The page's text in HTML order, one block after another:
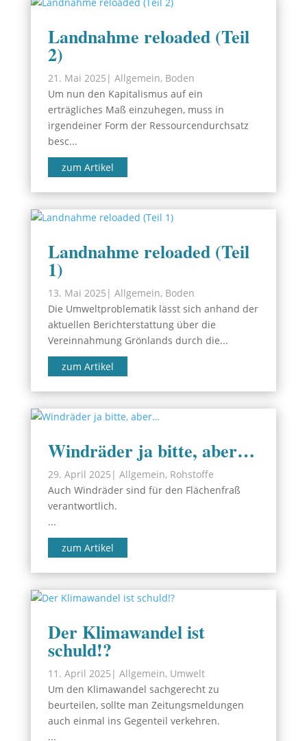
Landnahme reloaded (Teil
2)
21. Mai 2025 | Allgemein, Boden
Um nun den Kapitalismus auf ein
erträgliches Maß einzuhegen, muss in
irgendeiner Form der Ressourcendurchsatz
besc...
zum Artikel
Landnahme reloaded (Teil
1)
13. Mai 2025 | Allgemein, Boden
Die Umweltproblematik lässt sich anhand der
aktuellen Berichterstattung über die
Vereinnahmung Grönlands durch die...
zum Artikel
Windräder ja bitte, aber…
29. April 2025 | Allgemein, Rohstoffe
Auch Windräder sind für den Flächenfraß
verantwortlich.
...
zum Artikel
Der Klimawandel ist
schuld!?
11. April 2025 | Allgemein, Umwelt
Um den Klimawandel sachgerecht zu
beurteilen, sollte man Zeitungsmeldungen
auch einmal ins Gegenteil verkehren.
...